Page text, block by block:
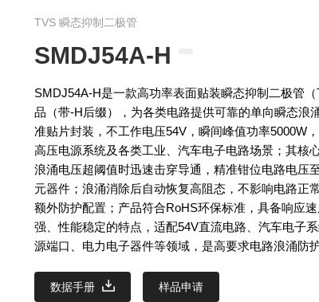
TVS 瞬态抑制二极管
SMDJ54A-H
SMDJ54A-H是一款高功率表面贴装瞬态抑制二极管
品（带-H后缀），为各类电路提供可靠的单向瞬态浪
准贴片封装，不工作电压54V，瞬间峰值功率5000W
高压电源系统及各类工业、汽车电子电路场景；其核
浪涌电压超阈值时迅速击穿导通，精准钳位电路电压
元器件；浪涌消除后自动恢复高阻态，不影响电路正
额外防护配置；产品符合RoHS环保标准，具备响应
强、性能稳定的特点，适配54V直流电路、汽车电子
源端口、电力电子器件等领域，是高要求电路浪涌防
数据手册 样品申请